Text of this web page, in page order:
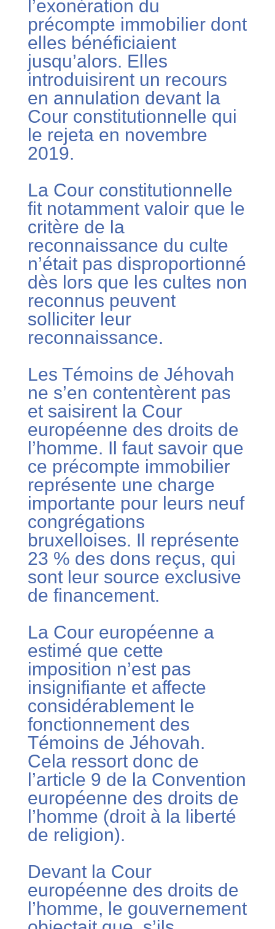
l’exonération du
précompte immobilier dont
elles bénéficiaient
jusqu’alors. Elles
introduisirent un recours
en annulation devant la
Cour constitutionnelle qui
le rejeta en novembre
2019.
La Cour constitutionnelle
fit notamment valoir que le
critère de la
reconnaissance du culte
n’était pas disproportionné
dès lors que les cultes non
reconnus peuvent
solliciter leur
reconnaissance.
Les Témoins de Jéhovah
ne s’en contentèrent pas
et saisirent la Cour
européenne des droits de
l’homme. Il faut savoir que
ce précompte immobilier
représente une charge
importante pour leurs neuf
congrégations
bruxelloises. Il représente
23 % des dons reçus, qui
sont leur source exclusive
de financement.
La Cour européenne a
estimé que cette
imposition n’est pas
insignifiante et affecte
considérablement le
fonctionnement des
Témoins de Jéhovah.
Cela ressort donc de
l’article 9 de la Convention
européenne des droits de
l’homme (droit à la liberté
de religion).
Devant la Cour
européenne des droits de
l’homme, le gouvernement